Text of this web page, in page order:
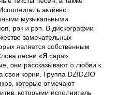
активно
музыкальными
рок и рэп. В дискографии
замечательных
является собственным
песни «Я сара»
они рассказывают о любви к
свои корни. Группа DZIDZIO
которые отмечают
которыми исполнитель